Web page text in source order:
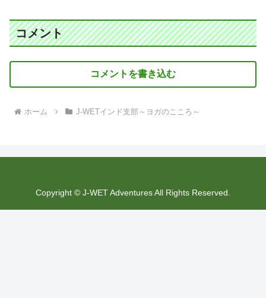
コメント
コメントを書き込む
ホーム J-WETインド支部～ヨガのこころ～
Copyright © J-WET Adventures All Rights Reserved.